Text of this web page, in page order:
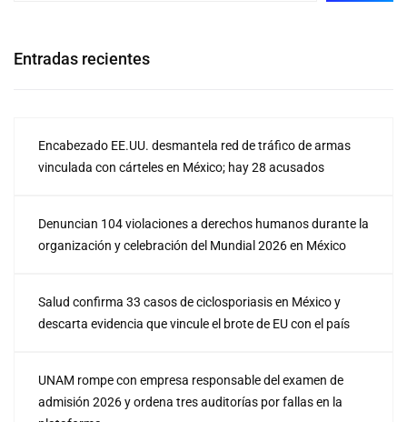
Entradas recientes
Encabezado EE.UU. desmantela red de tráfico de armas
vinculada con cárteles en México; hay 28 acusados
Denuncian 104 violaciones a derechos humanos durante la
organización y celebración del Mundial 2026 en México
Salud confirma 33 casos de ciclosporiasis en México y
descarta evidencia que vincule el brote de EU con el país
UNAM rompe con empresa responsable del examen de
admisión 2026 y ordena tres auditorías por fallas en la